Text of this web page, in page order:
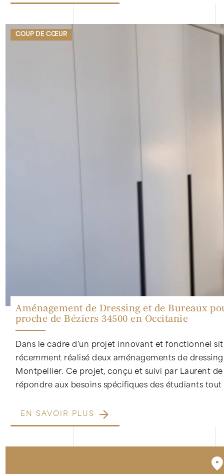
COUP DE CŒUR
Aménagement de Dressing et de Bureaux
proche de Béziers 34500 en Occitanie
Dans le cadre d'un projet innovant et fonctionnel
récemment réalisé deux aménagements de
Montpellier. Ce projet, conçu et suivi par Laurent
répondre aux besoins spécifiques des étudiants
EN SAVOIR PLUS